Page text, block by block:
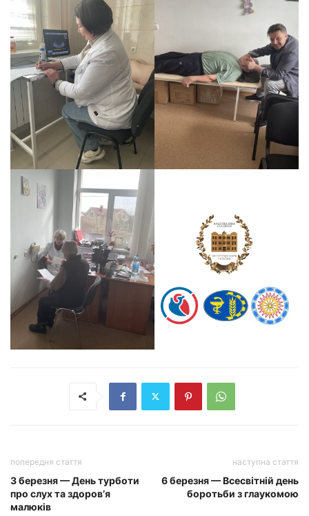
попередня стаття
3 березня — День турботи
про слух та здоров’я
малюків
наступна стаття
6 березня — Всесвітній день
боротьби з глаукомою